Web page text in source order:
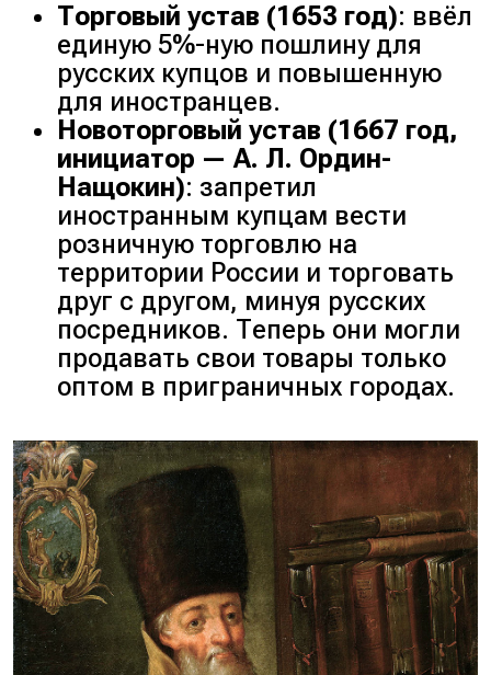
Торговый устав (1653 год): ввёл
единую 5%-ную пошлину для
русских купцов и повышенную
для иностранцев.
Новоторговый устав (1667 год,
инициатор — А. Л. Ордин-
Нащокин): запретил
иностранным купцам вести
розничную торговлю на
территории России и торговать
друг с другом, минуя русских
посредников. Теперь они могли
продавать свои товары только
оптом в приграничных городах.